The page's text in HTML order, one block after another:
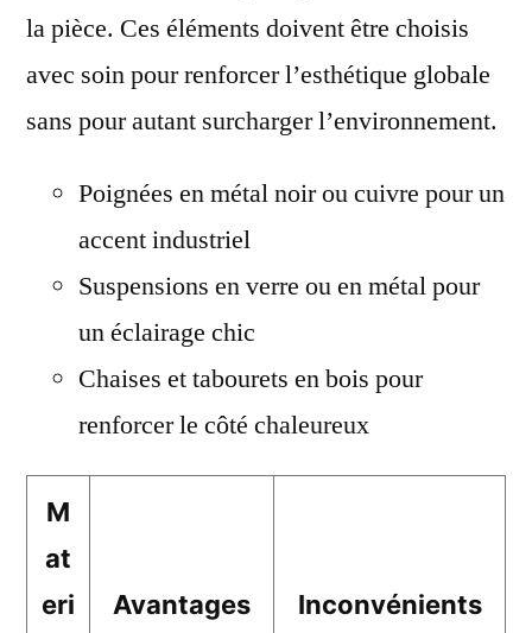
la pièce. Ces éléments doivent être choisis
avec soin pour renforcer l’esthétique globale
sans pour autant surcharger l’environnement.
Poignées en métal noir ou cuivre pour un
accent industriel
Suspensions en verre ou en métal pour
un éclairage chic
Chaises et tabourets en bois pour
renforcer le côté chaleureux
M
at
eri
Avantages Inconvénients